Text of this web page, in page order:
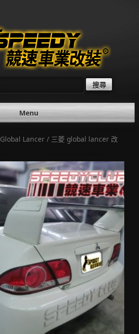
Menu
Global Lancer/ 三菱 global lancer 改